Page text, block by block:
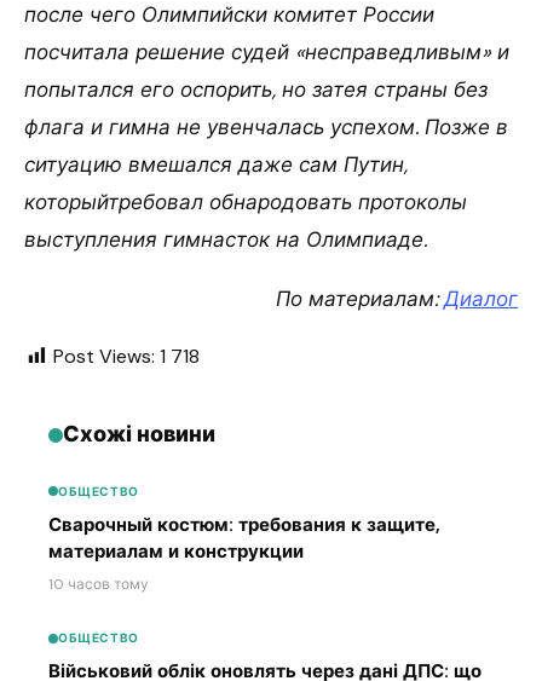
после чего Олимпийски комитет России
посчитала решение судей «несправедливым» и
попытался его оспорить, но затея страны без
флага и гимна не увенчалась успехом. Позже в
ситуацию вмешался даже сам Путин,
которыйтребовал обнародовать протоколы
выступления гимнасток на Олимпиаде.
По материалам:Диалог
Post Views: 1 718
Схожі новини
ОБЩЕСТВО
Сварочный костюм: требования к защите,
материалам и конструкции
10 часов тому
ОБЩЕСТВО
Військовий облік оновлять через дані ДПС: що